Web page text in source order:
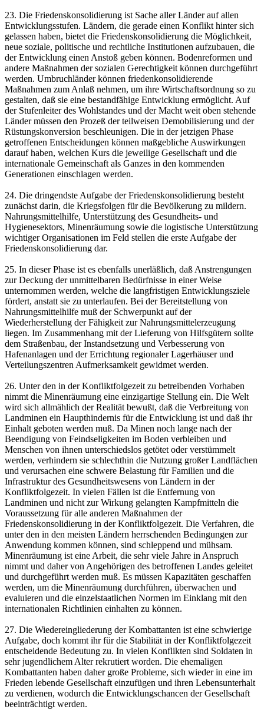
23. Die Friedenskonsolidierung ist Sache aller Länder auf allen
Entwicklungsstufen. Ländern, die gerade einen Konflikt hinter sich
gelassen haben, bietet die Friedenskonsolidierung die Möglichkeit,
neue soziale, politische und rechtliche Institutionen aufzubauen, die
der Entwicklung einen Anstoß geben können. Bodenreformen und
andere Maßnahmen der sozialen Gerechtigkeit können durchgeführt
werden. Umbruchländer können friedenkonsolidierende
Maßnahmen zum Anlaß nehmen, um ihre Wirtschaftsordnung so zu
gestalten, daß sie eine bestandfähige Entwicklung ermöglicht. Auf
der Stufenleiter des Wohlstandes und der Macht weit oben stehende
Länder müssen den Prozeß der teilweisen Demobilisierung und der
Rüstungskonversion beschleunigen. Die in der jetzigen Phase
getroffenen Entscheidungen können maßgebliche Auswirkungen
darauf haben, welchen Kurs die jeweilige Gesellschaft und die
internationale Gemeinschaft als Ganzes in den kommenden
Generationen einschlagen werden.
24. Die dringendste Aufgabe der Friedenskonsolidierung besteht
zunächst darin, die Kriegsfolgen für die Bevölkerung zu mildern.
Nahrungsmittelhilfe, Unterstützung des Gesundheits- und
Hygienesektors, Minenräumung sowie die logistische Unterstützung
wichtiger Organisationen im Feld stellen die erste Aufgabe der
Friedenskonsolidierung dar.
25. In dieser Phase ist es ebenfalls unerläßlich, daß Anstrengungen
zur Deckung der unmittelbaren Bedürfnisse in einer Weise
unternommen werden, welche die langfristigen Entwicklungsziele
fördert, anstatt sie zu unterlaufen. Bei der Bereitstellung von
Nahrungsmittelhilfe muß der Schwerpunkt auf der
Wiederherstellung der Fähigkeit zur Nahrungsmittelerzeugung
liegen. Im Zusammenhang mit der Lieferung von Hilfsgütern sollte
dem Straßenbau, der Instandsetzung und Verbesserung von
Hafenanlagen und der Errichtung regionaler Lagerhäuser und
Verteilungszentren Aufmerksamkeit gewidmet werden.
26. Unter den in der Konfliktfolgezeit zu betreibenden Vorhaben
nimmt die Minenräumung eine einzigartige Stellung ein. Die Welt
wird sich allmählich der Realität bewußt, daß die Verbreitung von
Landminen ein Haupthindernis für die Entwicklung ist und daß ihr
Einhalt geboten werden muß. Da Minen noch lange nach der
Beendigung von Feindseligkeiten im Boden verbleiben und
Menschen von ihnen unterschiedslos getötet oder verstümmelt
werden, verhindern sie schlechthin die Nutzung großer Landflächen
und verursachen eine schwere Belastung für Familien und die
Infrastruktur des Gesundheitswesens von Ländern in der
Konfliktfolgezeit. In vielen Fällen ist die Entfernung von
Landminen und nicht zur Wirkung gelangten Kampfmitteln die
Voraussetzung für alle anderen Maßnahmen der
Friedenskonsolidierung in der Konfliktfolgezeit. Die Verfahren, die
unter den in den meisten Ländern herrschenden Bedingungen zur
Anwendung kommen können, sind schleppend und mühsam.
Minenräumung ist eine Arbeit, die sehr viele Jahre in Anspruch
nimmt und daher von Angehörigen des betroffenen Landes geleitet
und durchgeführt werden muß. Es müssen Kapazitäten geschaffen
werden, um die Minenräumung durchführen, überwachen und
evaluieren und die einzelstaatlichen Normen im Einklang mit den
internationalen Richtlinien einhalten zu können.
27. Die Wiedereingliederung der Kombattanten ist eine schwierige
Aufgabe, doch kommt ihr für die Stabilität in der Konfliktfolgezeit
entscheidende Bedeutung zu. In vielen Konflikten sind Soldaten in
sehr jugendlichem Alter rekrutiert worden. Die ehemaligen
Kombattanten haben daher große Probleme, sich wieder in eine im
Frieden lebende Gesellschaft einzufügen und ihren Lebensunterhalt
zu verdienen, wodurch die Entwicklungschancen der Gesellschaft
beeinträchtigt werden.